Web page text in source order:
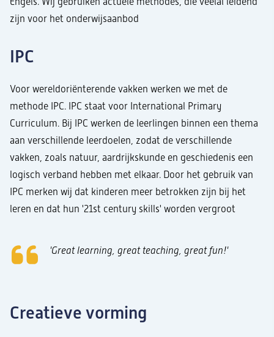
zijn voor het onderwijsaanbod
IPC
Voor wereldoriënterende vakken werken we met de
methode IPC. IPC staat voor International Primary
Curriculum. Bij IPC werken de leerlingen binnen een thema
aan verschillende leerdoelen, zodat de verschillende
vakken, zoals natuur, aardrijkskunde en geschiedenis een
logisch verband hebben met elkaar. Door het gebruik van
IPC merken wij dat kinderen meer betrokken zijn bij het
leren en dat hun '21st century skills' worden vergroot
'Great learning, great teaching, great fun!'
Creatieve vorming